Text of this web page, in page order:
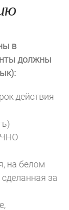
в
должны
действия
на белом
за